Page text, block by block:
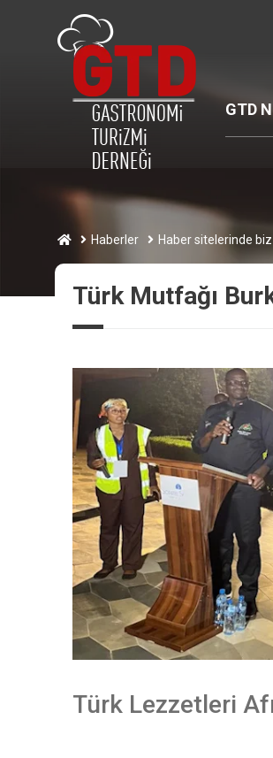
GTD
Haberler Haber sitelerinde biz
Türk Mutfağı
Türk Lezzetleri